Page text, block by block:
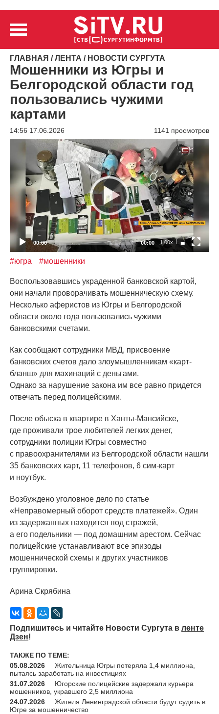
ГЛАВНАЯ /ЛЕНТА / НОВОСТИ СУРГУТА
Мошенники из Югры и
Белгородской области год
пользовались чужими
картами
14:56 17.06.2026 1141 просмотров
Видеоплеер
00:00 00:00 1.00x
#югра #мошенники
Воспользовавшись украденной банковской картой,
они начали проворачивать мошенническую схему.
Несколько аферистов из Югры и Белгородской
области около года пользовались чужими
банковскими счетами.
Как сообщают сотрудники МВД, присвоение
банковских счетов дало злоумышленникам «карт-
бланш» для махинаций с деньгами.
Однако за нарушение закона им все равно придется
отвечать перед полицейскими.
После обыска в квартире в Ханты-Мансийске,
где проживали трое любителей легких денег,
сотрудники полиции Югры совместно
с правоохранителями из Белгородской области нашли
35 банковских карт, 11 телефонов, 6 сим-карт
и ноутбук.
Возбуждено уголовное дело по статье
«Неправомерный оборот средств платежей». Один
из задержанных находится под стражей,
а его подельники — под домашним арестом. Сейчас
полицейские устанавливают все эпизоды
мошеннической схемы и других участников
группировки.
Арина Скрябина
Подпишитесь и читайте Новости Сургута в ленте
Дзен!
ТАКЖЕ ПО ТЕМЕ:
05.08.2026
Жительница Югры потеряла 1,4 миллиона,
пытаясь заработать на инвестициях
31.07.2026
Югорские полицейские задержали курьера
мошенников, укравшего 2,5 миллиона
24.07.2026
Жителя Ленинградской области будут судить в
Югре за мошенничество